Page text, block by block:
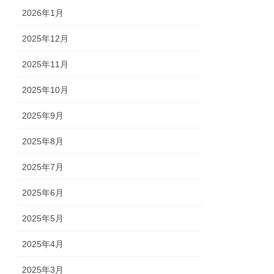
2026年1月
2025年12月
2025年11月
2025年10月
2025年9月
2025年8月
2025年7月
2025年6月
2025年5月
2025年4月
2025年3月